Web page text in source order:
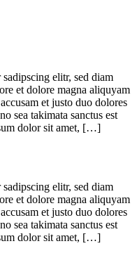
elitr, sed diam
et dolore magna aliquyam
et justo duo dolores
sea takimata sanctus est
dolor sit amet, […]
elitr, sed diam
et dolore magna aliquyam
et justo duo dolores
sea takimata sanctus est
dolor sit amet, […]